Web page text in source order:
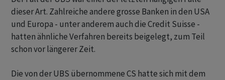
dieser Art. Zahlreiche andere grosse Banken in den USA
und Europa - unter anderem auch die Credit Suisse -
hatten ähnliche Verfahren bereits beigelegt, zum Teil
schon vor längerer Zeit.
Die von der UBS übernommene CS hatte sich mit dem